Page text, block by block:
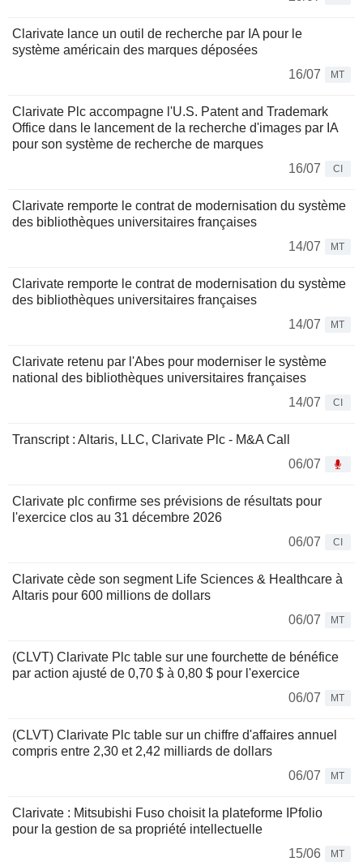
Clarivate lance un outil de recherche par IA pour le
système américain des marques déposées
16/07
MT
Clarivate Plc accompagne l'U.S. Patent and Trademark
Office dans le lancement de la recherche d'images par IA
pour son système de recherche de marques
16/07
CI
Clarivate remporte le contrat de modernisation du système
des bibliothèques universitaires françaises
14/07
MT
Clarivate remporte le contrat de modernisation du système
des bibliothèques universitaires françaises
14/07
MT
Clarivate retenu par l'Abes pour moderniser le système
national des bibliothèques universitaires françaises
14/07
CI
Transcript : Altaris, LLC, Clarivate Plc - M&A Call
06/07
Clarivate plc confirme ses prévisions de résultats pour
l'exercice clos au 31 décembre 2026
06/07
CI
Clarivate cède son segment Life Sciences & Healthcare à
Altaris pour 600 millions de dollars
06/07
MT
(CLVT) Clarivate Plc table sur une fourchette de bénéfice
par action ajusté de 0,70 $ à 0,80 $ pour l'exercice
06/07
MT
(CLVT) Clarivate Plc table sur un chiffre d'affaires annuel
compris entre 2,30 et 2,42 milliards de dollars
06/07
MT
Clarivate : Mitsubishi Fuso choisit la plateforme IPfolio
pour la gestion de sa propriété intellectuelle
15/06
MT